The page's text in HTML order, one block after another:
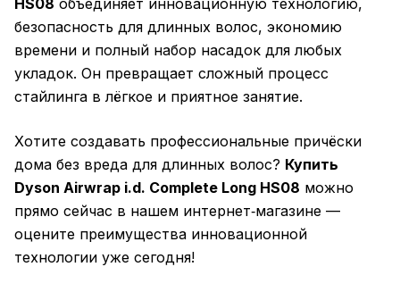
HS08 объединяет инновационную технологию,
безопасность для длинных волос, экономию
времени и полный набор насадок для любых
укладок. Он превращает сложный процесс
стайлинга в лёгкое и приятное занятие.
Хотите создавать профессиональные причёски
дома без вреда для длинных волос? Купить
Dyson Airwrap i.d. Complete Long HS08 можно
прямо сейчас в нашем интернет‑магазине —
оцените преимущества инновационной
технологии уже сегодня!